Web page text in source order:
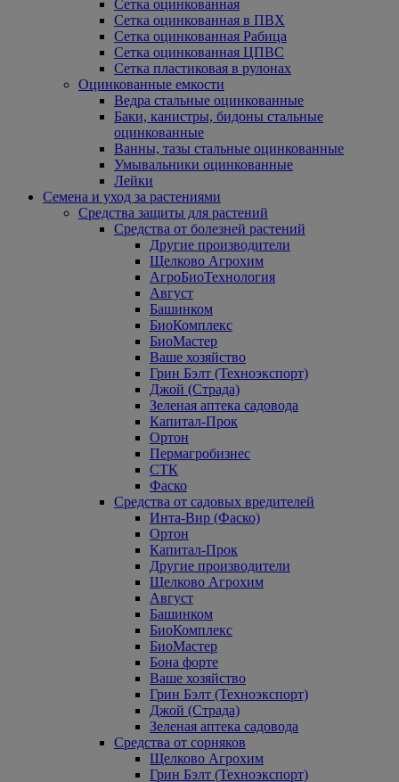
Сетка оцинкованная
Сетка оцинкованная в ПВХ
Сетка оцинкованная Рабица
Сетка оцинкованная ЦПВС
Сетка пластиковая в рулонах
Оцинкованные емкости
Ведра стальные оцинкованные
Баки, канистры, бидоны стальные
оцинкованные
Ванны, тазы стальные оцинкованные
Умывальники оцинкованные
Лейки
Семена и уход за растениями
Средства защиты для растений
Средства от болезней растений
Другие производители
Щелково Агрохим
АгроБиоТехнология
Август
Башинком
БиоКомплекс
БиоМастер
Ваше хозяйство
Грин Бэлт (Техноэкспорт)
Джой (Страда)
Зеленая аптека садовода
Капитал-Прок
Ортон
Пермагробизнес
СТК
Фаско
Средства от садовых вредителей
Инта-Вир (Фаско)
Ортон
Капитал-Прок
Другие производители
Щелково Агрохим
Август
Башинком
БиоКомплекс
БиоМастер
Бона форте
Ваше хозяйство
Грин Бэлт (Техноэкспорт)
Джой (Страда)
Зеленая аптека садовода
Средства от сорняков
Щелково Агрохим
Грин Бэлт (Техноэкспорт)